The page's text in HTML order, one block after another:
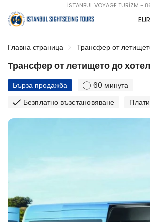
İSTANBUL VOYAGE TURİZM -
EUR
Главна страница Трансфер от
Трансфер от летището до
Бърза продажба
60 минута
Безплатно възстановяване